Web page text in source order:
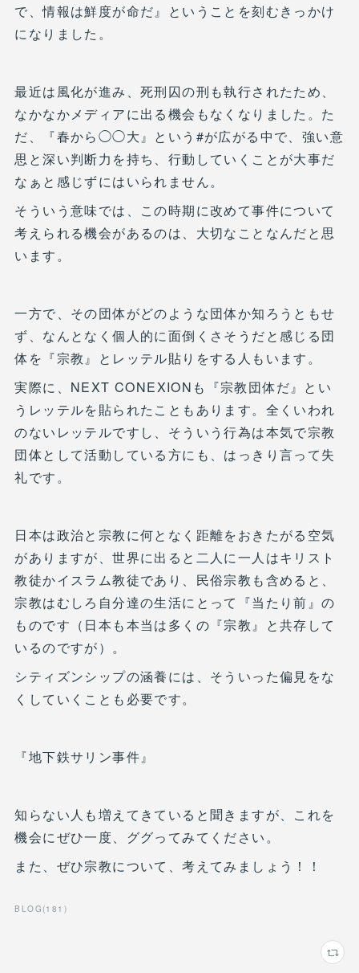
で、情報は鮮度が命だ』ということを刻むきっかけ
になりました。
最近は風化が進み、死刑囚の刑も執行されたため、
なかなかメディアに出る機会もなくなりました。た
だ、『春から◯◯大』という#が広がる中で、強い意
思と深い判断力を持ち、行動していくことが大事だ
なぁと感じずにはいられません。
そういう意味では、この時期に改めて事件について
考えられる機会があるのは、大切なことなんだと思
います。
一方で、その団体がどのような団体か知ろうともせ
ず、なんとなく個人的に面倒くさそうだと感じる団
体を『宗教』とレッテル貼りをする人もいます。
実際に、NEXT CONEXIONも『宗教団体だ』とい
うレッテルを貼られたこともあります。全くいわれ
のないレッテルですし、そういう行為は本気で宗教
団体として活動している方にも、はっきり言って失
礼です。
日本は政治と宗教に何となく距離をおきたがる空気
がありますが、世界に出ると二人に一人はキリスト
教徒かイスラム教徒であり、民俗宗教も含めると、
宗教はむしろ自分達の生活にとって『当たり前』の
ものです（日本も本当は多くの『宗教』と共存して
いるのですが）。
シティズンシップの涵養には、そういった偏見をな
くしていくことも必要です。
『地下鉄サリン事件』
知らない人も増えてきていると聞きますが、これを
機会にぜひ一度、ググってみてください。
また、ぜひ宗教について、考えてみましょう！！
BLOG (181 )